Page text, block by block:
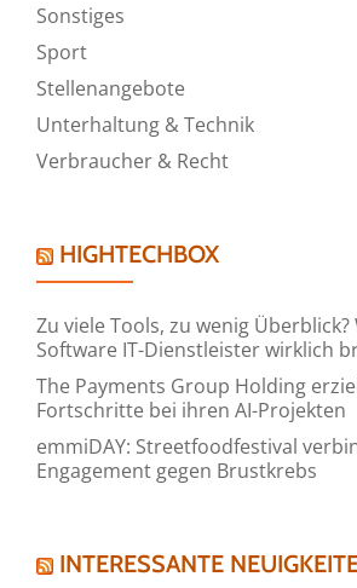
Sonstiges
Sport
Stellenangebote
Unterhaltung & Technik
Verbraucher & Recht
HIGHTECHBOX
Zu viele Tools, zu wenig Überblick?
Software IT-Dienstleister wirklich
The Payments Group Holding
Fortschritte bei ihren AI-Projekten
emmiDAY: Streetfoodfestival
Engagement gegen Brustkrebs
INTERESSANTE